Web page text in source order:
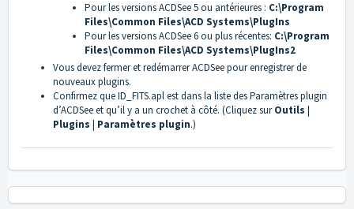
Pour les versions ACDSee 5 ou antérieures : C:\Program
Files\Common Files\ACD Systems\PlugIns
Pour les versions ACDSee 6 ou plus récentes: C:\Program
Files\Common Files\ACD Systems\PlugIns2
Vous devez fermer et redémarrer ACDSee pour enregistrer de
nouveaux plugins.
Confirmez que ID_FITS.apl est dans la liste des Paramètres plugin
d’ACDSee et qu’il y a un crochet à côté. (Cliquez surOutils |
Plugins | Paramètres plugin.)